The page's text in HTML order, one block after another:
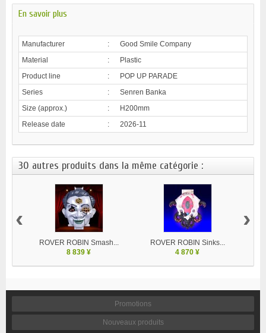
En savoir plus
Manufacturer :
Good Smile Company
Material
:
Plastic
Product line
:
POP UP PARADE
Series
:
Senren Banka
Size (approx.)
:
H200mm
Release date
: 2026-11
30 autres produits dans la même catégorie :
ROVER ROBIN Smash...
8 839 ¥
ROVER ROBIN Sinks...
4 870 ¥
‹ ›
Promotions
Nouveaux produits